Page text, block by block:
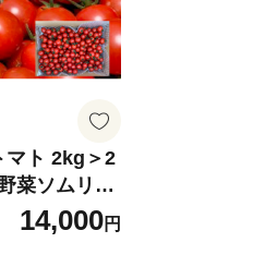
マト 2kg＞2
菜ソムリエ
銀賞受
べてみらん
14,000円